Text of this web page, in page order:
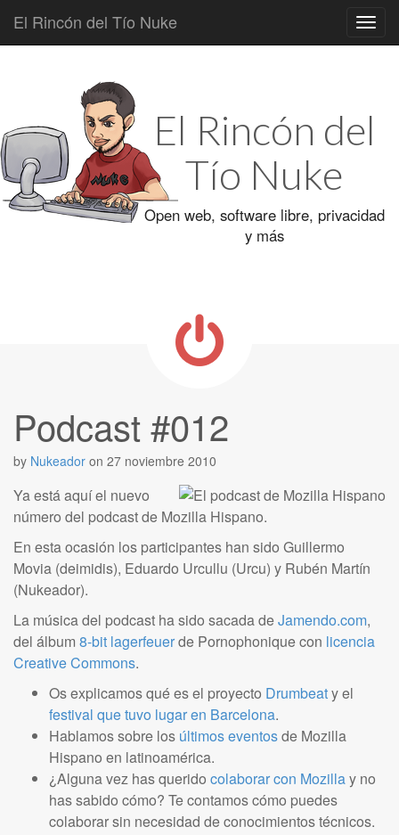
El Rincón del Tío Nuke
El Rincón del
Tío Nuke
Open web, software libre, privacidad
y más
Podcast #012
by Nukeador on 27 noviembre 2010
Ya está aquí el nuevo
número del podcast de Mozilla Hispano.
En esta ocasión los participantes han sido Guillermo
Movia (deimidis), Eduardo Urcullu (Urcu) y Rubén Martí­n
(Nukeador).
La música del podcast ha sido sacada deJamendo.com,
del álbum 8-bit lagerfeuerde Pornophonique con licencia
Creative Commons.
Os explicamos qué es el proyecto Drumbeaty el
festival que tuvo lugar en Barcelona.
Hablamos sobre los últimos eventosde Mozilla
Hispano en latinoamérica.
¿Alguna vez has querido colaborar con Mozillay no
has sabido cómo? Te contamos cómo puedes
colaborar sin necesidad de conocimientos técnicos.